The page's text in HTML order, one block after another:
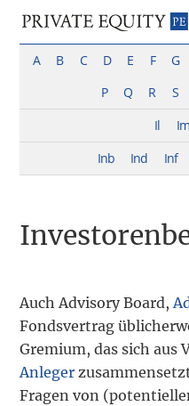
Zur
Zum
Private
Equity
Magazin
Das
Onlinemagazin
Equity-
–
Tax
A B C D E F G
P
Q R S
Il
Im
Inb
Ind Inf
Auch Advisory Board,
Fondsvertrag
Gremium, das sich aus
Anleger
Fragen von